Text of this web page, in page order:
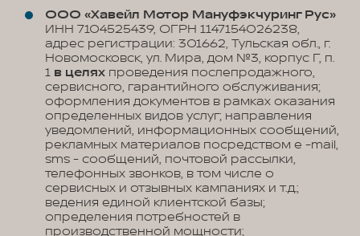
ООО «Хавейл Мотор Мануфэкчуринг Рус»
ИНН 7104525439, ОГРН 1147154026238,
адрес регистрации: 301662, Тульская обл., г.
Новомосковск, ул. Мира, дом №3, корпус Г, п.
1 в целях проведения послепродажного,
сервисного, гарантийного обслуживания;
оформления документов в рамках оказания
определенных видов услуг; направления
уведомлений, информационных сообщений,
рекламных материалов посредством e -mail,
sms - сообщений, почтовой рассылки,
телефонных звонков, в том числе о
сервисных и отзывных кампаниях и т.д.;
ведения единой клиентской базы;
определения потребностей в
производственной мощности;